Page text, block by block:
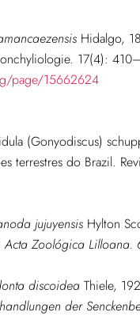
Hidalgo,
17(4):
page/15662624
(Gonyodiscus)
terrestres do Brazil.
jujuyensisHylton
Acta Zoológica Lilloana.
discoideaThiele,
der